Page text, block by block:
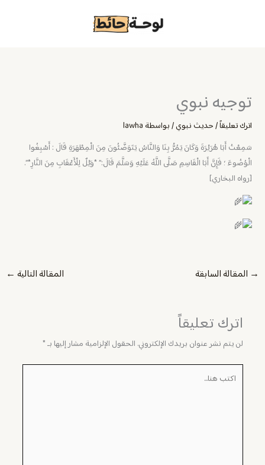
توجيه نبوي
اترك تعليقاً/حديث نبوي/ بواسطة lawha
سَمِعْتُ أَبَا هُرَيْرَةَ وَكَانَ يَمُرُّ بِنَا وَالنَّاسُ يَتَوَضَّئُونَ مِنَ الْمِطْهَرَةِ قَالَ : أَسْبِغُوا
الْوُضُوءَ ؛ فَإِنَّ أَبَا الْقَاسِمِ صَلَّى اللَّهُ عَلَيْهِ وَسَلَّمَ قَالَ:” *وَيْلٌ لِلْأَعْقَابِ مِنَ النَّارِ*”.
[رواه البخاري]
→ المقالة السابقة المقالة التالية ←
اترك تعليقاً
لن يتم نشر عنوان بريدك الإلكتروني. الحقول الإلزامية مشار إليها بـ*